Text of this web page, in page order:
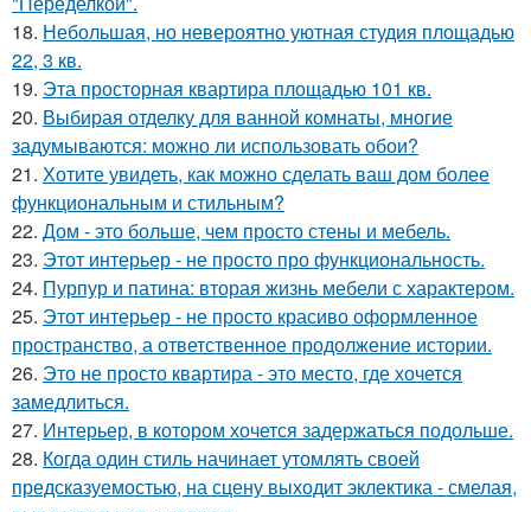
18. Небольшая, но невероятно уютная студия площадью
22, 3 кв.
19. Эта просторная квартира площадью 101 кв.
20. Выбирая отделку для ванной комнаты, многие
задумываются: можно ли использовать обои?
21. Хотите увидеть, как можно сделать ваш дом более
функциональным и стильным?
22. Дом - это больше, чем просто стены и мебель.
23. Этот интерьер - не просто про функциональность.
24. Пурпур и патина: вторая жизнь мебели с характером.
25. Этот интерьер - не просто красиво оформленное
пространство, а ответственное продолжение истории.
26. Это не просто квартира - это место, где хочется
замедлиться.
27. Интерьер, в котором хочется задержаться подольше.
28. Когда один стиль начинает утомлять своей
предсказуемостью, на сцену выходит эклектика - смелая,